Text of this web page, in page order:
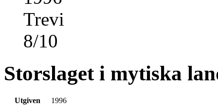
Trevi
8/10
Storslaget i mytiska
Utgiven
1996